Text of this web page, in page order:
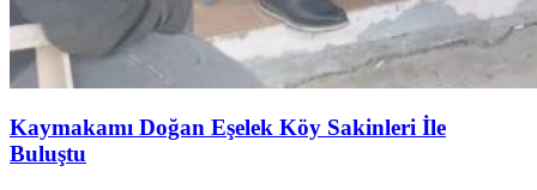
Kaymakamı Doğan Eşelek Köy Sakinleri İle
Buluştu